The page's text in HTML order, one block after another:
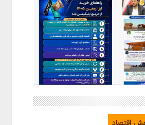
در
اینفوگرافیک / راهنمای خرید ارز
اربعین از طریق اپلیکیشن بله